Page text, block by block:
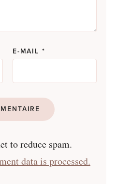
E-MAIL *
to reduce spam.
data is processed.